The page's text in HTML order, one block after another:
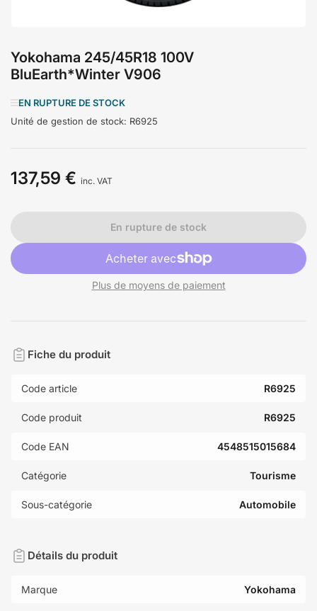
Yokohama 245/45R18 100V
BluEarth*Winter V906
EN RUPTURE DE STOCK
Unité de gestion de stock: R6925
Prix
137,59 € inc. VAT
En rupture de stock
Plus de moyens de paiement
Fiche du produit
Code article R6925
Code produit R6925
Code EAN 4548515015684
Catégorie Tourisme
Sous-catégorie Automobile
Détails du produit
Marque Yokohama